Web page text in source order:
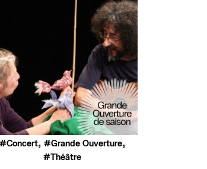
Concert, Grande Ouverture,
Théâtre